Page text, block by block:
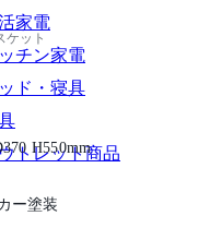
家電
チン家電
ド・寝具
トレット商品
ケット
H550mm
ー塗装